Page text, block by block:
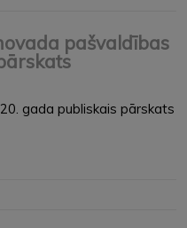
pašvaldības
gada publiskais pārskats